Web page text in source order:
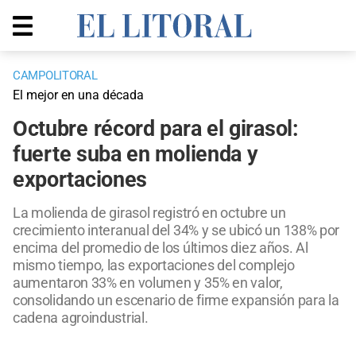
CAMPOLITORAL
El mejor en una década
Octubre récord para el girasol:
fuerte suba en molienda y
exportaciones
La molienda de girasol registró en octubre un
crecimiento interanual del 34% y se ubicó un 138% por
encima del promedio de los últimos diez años. Al
mismo tiempo, las exportaciones del complejo
aumentaron 33% en volumen y 35% en valor,
consolidando un escenario de firme expansión para la
cadena agroindustrial.